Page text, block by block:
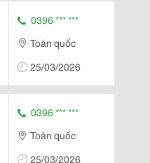
0396 *** ***
Toàn quốc
25/03/2026
0396 *** ***
Toàn quốc
25/03/2026